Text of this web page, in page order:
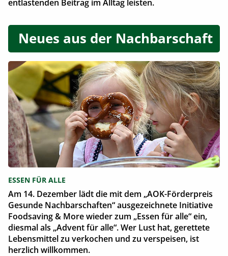
entlastenden Beitrag im Alltag leisten.
Neues aus der Nachbarschaft
ESSEN FÜR ALLE
Am 14. Dezember lädt die mit dem „AOK-Förderpreis
Gesunde Nachbarschaften“ ausgezeichnete Initiative
Foodsaving & More wieder zum „Essen für alle“ ein,
diesmal als „Advent für alle“. Wer Lust hat, gerettete
Lebensmittel zu verkochen und zu verspeisen, ist
herzlich willkommen.